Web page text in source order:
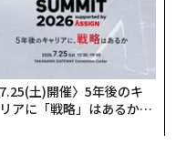
7.25(土)開催〉5年後のキ
アに「戦略」はあるか。